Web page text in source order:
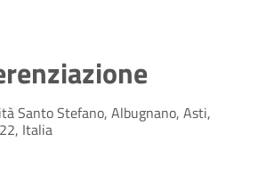
Santo Stefano, Albugnano, Asti,
Italia